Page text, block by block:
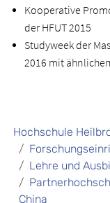
Kooperative
der HFUT 2015
Studyweek der
2016 mit
Hochschule
Lehre und
China